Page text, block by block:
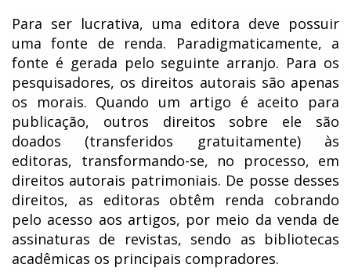
Para ser lucrativa, uma editora deve possuir
uma fonte de renda. Paradigmaticamente, a
fonte é gerada pelo seguinte arranjo. Para os
pesquisadores, os direitos autorais são apenas
os morais. Quando um artigo é aceito para
publicação, outros direitos sobre ele são
doados (transferidos gratuitamente) às
editoras, transformando-se, no processo, em
direitos autorais patrimoniais. De posse desses
direitos, as editoras obtêm renda cobrando
pelo acesso aos artigos, por meio da venda de
assinaturas de revistas, sendo as bibliotecas
acadêmicas os principais compradores.